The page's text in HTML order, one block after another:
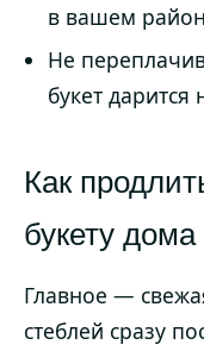
в вашем
Не
букет дарится
Как
букету дома
Главное —
стеблей сразу